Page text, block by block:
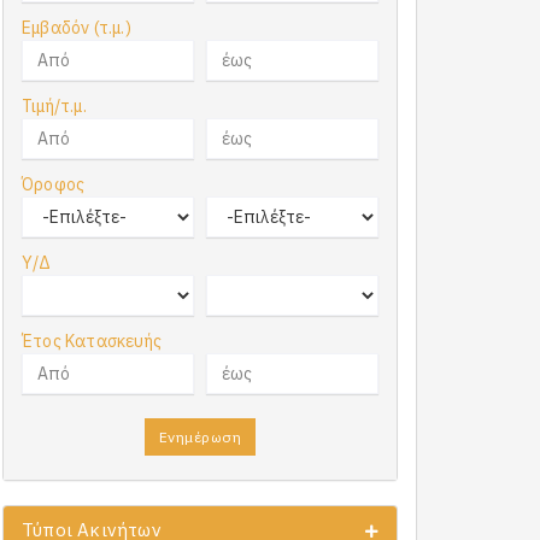
Εμβαδόν (τ.μ.)
Τιμή/τ.μ.
Όροφος
Υ/Δ
Έτος Κατασκευής
Ενημέρωση
Τύποι Ακινήτων